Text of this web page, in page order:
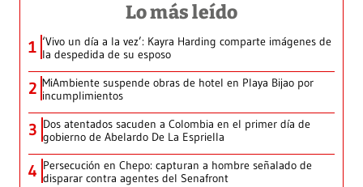
Lo más leído
1 ‘Vivo un día a la vez’: Kayra Harding comparte imágenes de
la despedida de su esposo
2 MiAmbiente suspende obras de hotel en Playa Bijao por
incumplimientos
3 Dos atentados sacuden a Colombia en el primer día de
gobierno de Abelardo De La Espriella
4 Persecución en Chepo: capturan a hombre señalado de
disparar contra agentes del Senafront